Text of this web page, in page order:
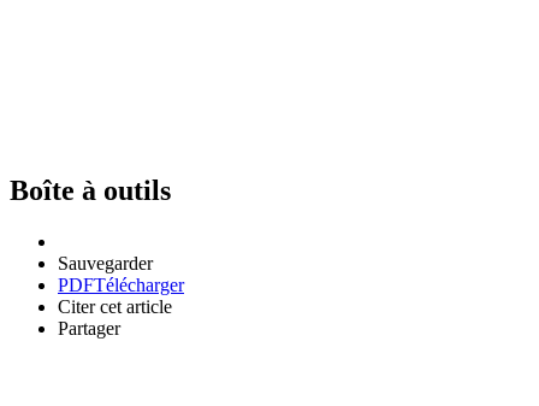
Boîte à outils
Sauvegarder
PDFTélécharger
Citer cet article
Partager